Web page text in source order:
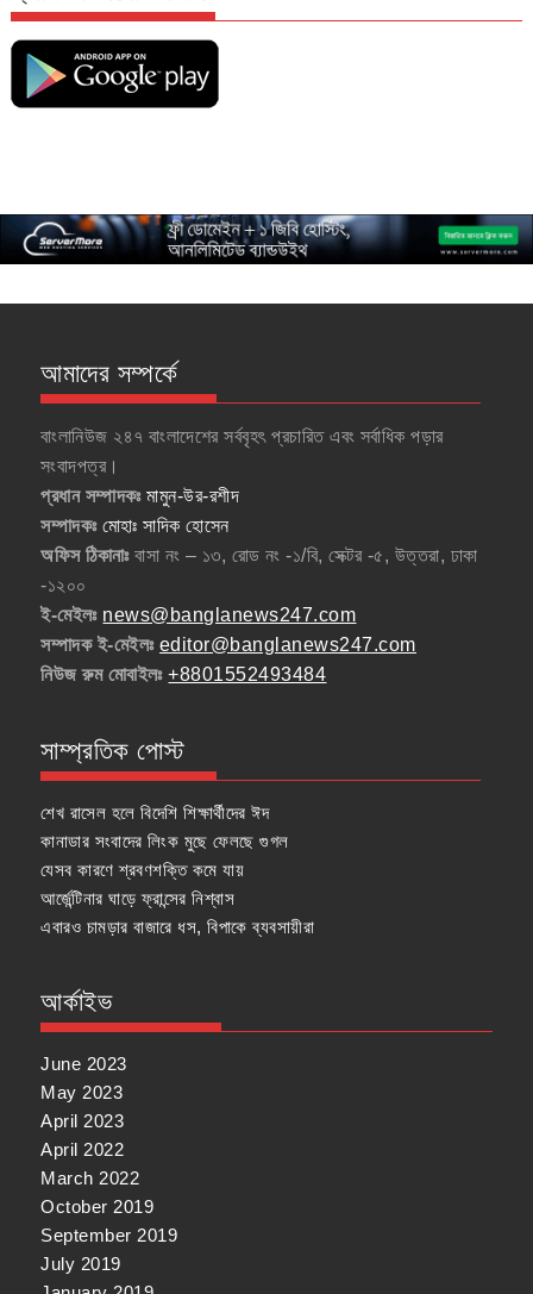
আমাদের সম্পর্কে
বাংলানিউজ ২৪৭ বাংলাদেশের সর্ববৃহৎ প্রচারিত এবং সর্বাধিক পড়ার
সংবাদপত্র।
প্রধান সম্পাদকঃমামুন-উর-রশীদ
সম্পাদকঃ মোহাঃ সাদিক হোসেন
অফিস ঠিকানাঃবাসা নং – ১৩, রোড নং -১/বি, সেক্টর -৫, উত্তরা, ঢাকা
-১২০০
ই-মেইলঃ news@banglanews247.com
সম্পাদক ই-মেইলঃ editor@banglanews247.com
নিউজ রুম মোবাইলঃ+8801552493484
সাম্প্রতিক পোস্ট
শেখ রাসেল হলে বিদেশি শিক্ষার্থীদের ঈদ
কানাডার সংবাদের লিংক মুছে ফেলছে গুগল
যেসব কারণে শ্রবণশক্তি কমে যায়
আর্জেন্টিনার ঘাড়ে ফ্রান্সের নিশ্বাস
এবারও চামড়ার বাজারে ধস, বিপাকে ব্যবসায়ীরা
আর্কাইভ
June 2023
May 2023
April 2023
April 2022
March 2022
October 2019
September 2019
July 2019